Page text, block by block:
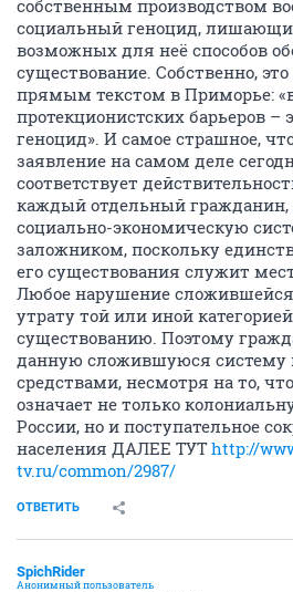
собственным производством
социальный геноцид,
возможных для неё способов
существование. Собственно,
прямым текстом в Приморье:
протекционистских барьеров –
геноцид». И самое страшное,
заявление на самом деле
соответствует
каждый отдельный гражданин,
социально-экономическую
заложником, поскольку
его существования служит
Любое нарушение
утрату той или иной
существованию. Поэтому
данную сложившуюся
средствами, несмотря на то,
означает не только
России, но и поступательное
населения ДАЛЕЕ ТУТhttp://
tv.ru/common/2987/
ОТВЕТИТЬ
SpichRider
Анонимный пользователь